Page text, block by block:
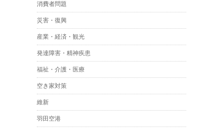
消費者問題
災害・復興
産業・経済・観光
発達障害・精神疾患
福祉・介護・医療
空き家対策
維新
羽田空港